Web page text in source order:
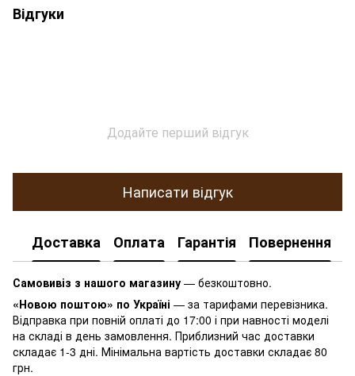
Відгуки
Додайте перший відгук
Написати відгук
Доставка Оплата Гарантія Повернення
Самовивіз з нашого магазину — безкоштовно.
«Новою поштою» по Україні — за тарифами перевізника.
Відправка при повній оплаті до 17:00 і при навності моделі
на складі в день замовлення. Приблизний час доставки
складає 1-3 дні. Мінімальна вартість доставки складає 80
грн.